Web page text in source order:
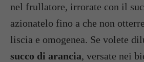
nel frullatore, irrorate con il
azionatelo fino a che non
liscia e omogenea. Se volete
succo di arancia, versate nei